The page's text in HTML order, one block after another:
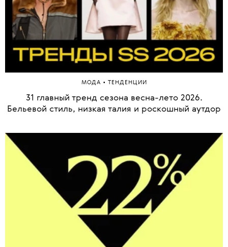
МОДА • ТЕНДЕНЦИИ
31 главный тренд сезона весна-лето 2026.
Бельевой стиль, низкая талия и роскошный аутдор